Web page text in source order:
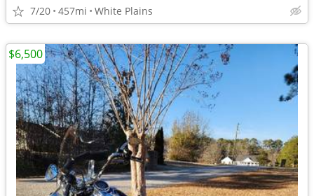
7/20 457mi White Plains
$6,500